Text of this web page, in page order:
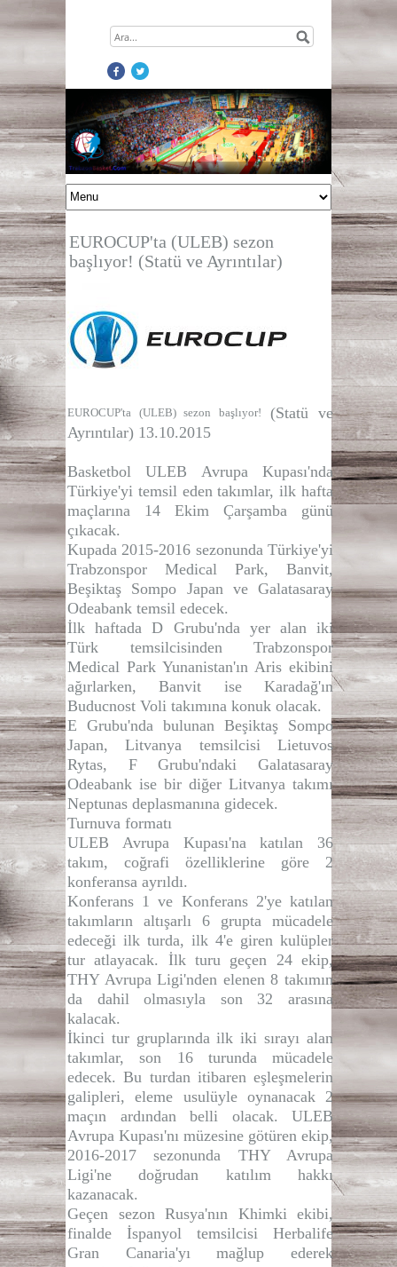
EUROCUP'ta (ULEB) sezon
başlıyor! (Statü ve Ayrıntılar)
EUROCUP'ta (ULEB) sezon başlıyor!
(Statü ve
Ayrıntılar) 13.10.2015
Basketbol ULEB Avrupa Kupası'nda
Türkiye'yi temsil eden takımlar, ilk hafta
maçlarına 14 Ekim Çarşamba günü
çıkacak.
Kupada 2015-2016 sezonunda Türkiye'yi
Trabzonspor Medical Park, Banvit,
Beşiktaş Sompo Japan ve Galatasaray
Odeabank temsil edecek.
İlk haftada D Grubu'nda yer alan iki
Türk temsilcisinden Trabzonspor
Medical Park Yunanistan'ın Aris ekibini
ağırlarken, Banvit ise Karadağ'ın
Buducnost Voli takımına konuk olacak.
E Grubu'nda bulunan Beşiktaş Sompo
Japan, Litvanya temsilcisi Lietuvos
Rytas, F Grubu'ndaki Galatasaray
Odeabank ise bir diğer Litvanya takımı
Neptunas deplasmanına gidecek.
Turnuva formatı
ULEB Avrupa Kupası'na katılan 36
takım, coğrafi özelliklerine göre 2
konferansa ayrıldı.
Konferans 1 ve Konferans 2'ye katılan
takımların altışarlı 6 grupta mücadele
edeceği ilk turda, ilk 4'e giren kulüpler
tur atlayacak. İlk turu geçen 24 ekip,
THY Avrupa Ligi'nden elenen 8 takımın
da dahil olmasıyla son 32 arasına
kalacak.
İkinci tur gruplarında ilk iki sırayı alan
takımlar, son 16 turunda mücadele
edecek. Bu turdan itibaren eşleşmelerin
galipleri, eleme usulüyle oynanacak 2
maçın ardından belli olacak. ULEB
Avrupa Kupası'nı müzesine götüren ekip,
2016-2017 sezonunda THY Avrupa
Ligi'ne doğrudan katılım hakkı
kazanacak.
Geçen sezon Rusya'nın Khimki ekibi,
finalde İspanyol temsilcisi Herbalife
Gran Canaria'yı mağlup ederek